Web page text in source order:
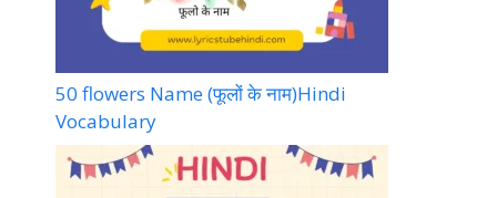
50 flowers Name (फूलों के नाम)Hindi
Vocabulary